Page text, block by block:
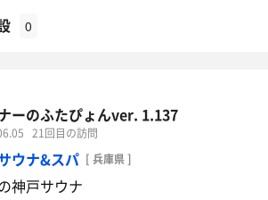
0
ーのふたぴょんver. 1.137
21回目の訪問
ウナ&スパ [ 兵庫県 ]
神戸サウナ